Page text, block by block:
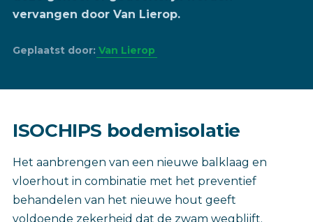
vervangen door Van Lierop.
Geplaatst door: Van Lierop
ISOCHIPS bodemisolatie
Het aanbrengen van een nieuwe balklaag en
vloerhout in combinatie met het preventief
behandelen van het nieuwe hout geeft
voldoende zekerheid dat de zwam wegblijft.